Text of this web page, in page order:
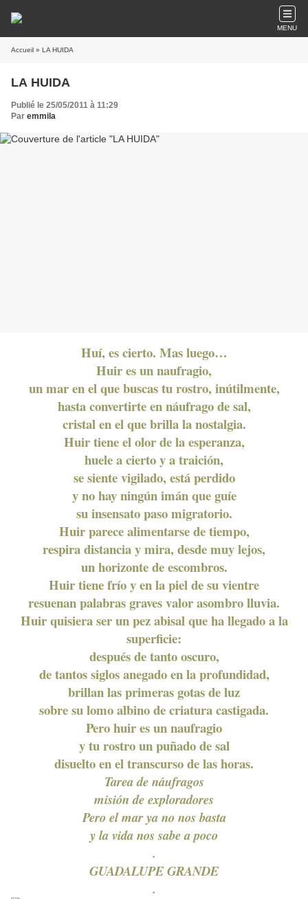
MENU
Accueil » LA HUIDA
LA HUIDA
Publié le 25/05/2011 à 11:29
Par emmila
Huí, es cierto. Mas luego…
Huir es un naufragio,
un mar en el que buscas tu rostro, inútilmente,
hasta convertirte en náufrago de sal,
cristal en el que brilla la nostalgia.
Huir tiene el olor de la esperanza,
huele a cierto y a traición,
se siente vigilado, está perdido
y no hay ningún imán que guíe
su insensato paso migratorio.
Huir parece alimentarse de tiempo,
respira distancia y mira, desde muy lejos,
un horizonte de escombros.
Huir tiene frío y en la piel de su vientre
resuenan palabras graves valor asombro lluvia.
Huir quisiera ser un pez abisal que ha llegado a la
superficie:
después de tanto oscuro,
de tantos siglos anegado en la profundidad,
brillan las primeras gotas de luz
sobre su lomo albino de criatura castigada.
Pero huir es un naufragio
y tu rostro un puñado de sal
disuelto en el transcurso de las horas.
Tarea de náufragos
misión de exploradores
Pero el mar ya no nos basta
y la vida nos sabe a poco
.
GUADALUPE GRANDE
.